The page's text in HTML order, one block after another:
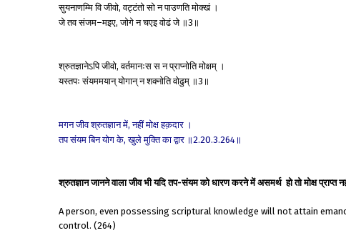
सुयनाणम्मिविजीवो,वट्टंतोसोनपाउणतिमोक्खं ।
जेतवसंजम–मइए,जोगेनचएइवोढंजे ॥3 ॥
श्रुतज्ञानेऽपिजीवो,वर्तमानःससनप्राप्नोतिमोक्षम् ।
यस्तपः संयममयान्योगान्नशक्नोतिवोढुम् ॥3 ॥
मगनजीवश्रुतज्ञानमें,नहींमोक्षहक़दार ।
तपसंयमबिनयोगके,खुलेमुक्तिकाद्वार ॥2.20.3.264 ॥
श्रुतज्ञान जानने वाला जीव भी यदि तप-संयम को धारण करने में असमर्थ हो तो मोक्ष प्राप्त
A person, even possessing scriptural knowledge will not attain
control. (264)